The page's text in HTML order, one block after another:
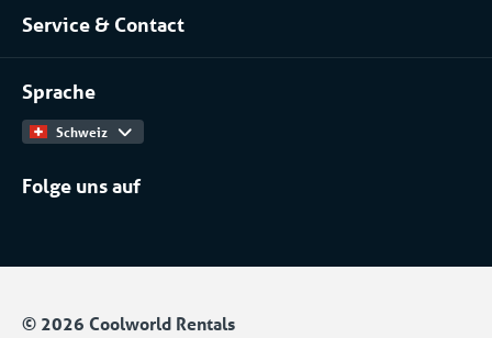
Chemische Industrie
Installateure
Unser Team
Arbeiten bei
Produktkatalog
Service & Contact
Kontakt
Sprache
Schweiz
Folge uns auf
© 2026 Coolworld Rentals